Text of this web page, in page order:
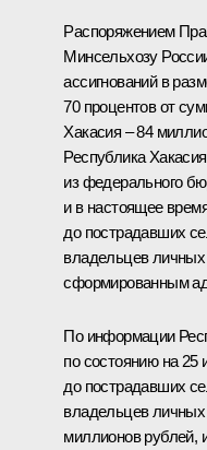
Распоряжением
Минсельхозу
ассигнований в
70 процентов от
Хакасия – 84
Республика
из федерального
и в настоящее
до пострадавших
владельцев личных
сформированным
По информации
по состоянию на
до пострадавших
владельцев личных
миллионов рублей,